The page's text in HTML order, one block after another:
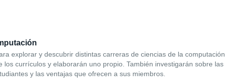
explorar y descubrir distintas carreras de ciencias de la computación.
los currículos y elaborarán uno propio. También investigarán sobre las
y las ventajas que ofrecen a sus miembros.